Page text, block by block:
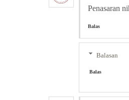
Penasaran
Balas
Balasan
Balas